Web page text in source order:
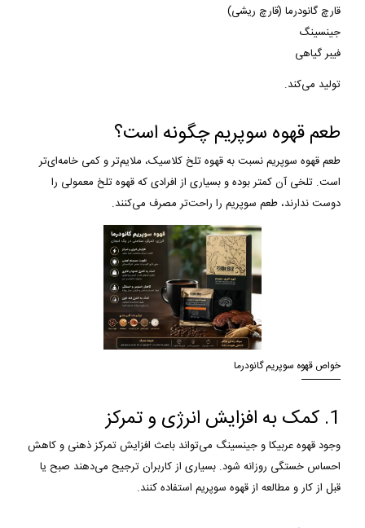
قارچ گانودرما (قارچ ریشی)
جینسینگ
فیبر گیاهی
تولید می‌کند.
طعم قهوه سوپریم چگونه است؟
طعم قهوه سوپریم نسبت به قهوه تلخ کلاسیک، ملایم‌تر و کمی خامه‌ای‌تر
است. تلخی آن کمتر بوده و بسیاری از افرادی که قهوه تلخ معمولی را
دوست ندارند، طعم سوپریم را راحت‌تر مصرف می‌کنند.
خواص قهوه سوپریم گانودرما
1. کمک به افزایش انرژی و تمرکز
وجود قهوه عربیکا و جینسینگ می‌تواند باعث افزایش تمرکز ذهنی و کاهش
احساس خستگی روزانه شود. بسیاری از کاربران ترجیح می‌دهند صبح یا
قبل از کار و مطالعه از قهوه سوپریم استفاده کنند.